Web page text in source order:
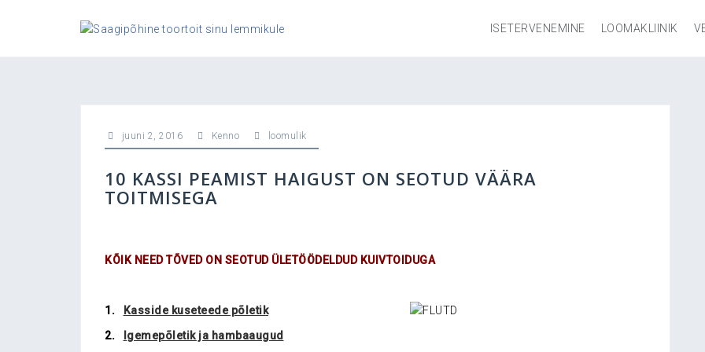
ISETERVENEMINE LOOMAKLIINIK
juuni 2, 2016 Kenno loomulik
10 KASSI PEAMIST HAIGUST ON SEOTUD VÄÄRA
TOITMISEGA
KÕIK NEED TÕVED ON SEOTUD ÜLETÖÖDELDUD KUIVTOIDUGA
1.
Kasside kuseteede põletik
2.
Igemepõletik ja hambaaugud